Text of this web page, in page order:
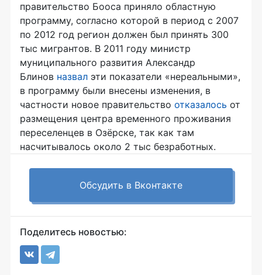
правительство Бооса приняло областную
программу, согласно которой в период с 2007
по 2012 год регион должен был принять 300
тыс мигрантов. В 2011 году министр
муниципального развития Александр
Блинов назвал эти показатели «нереальными»,
в программу были внесены изменения, в
частности новое правительство отказалось от
размещения центра временного проживания
переселенцев в Озёрске, так как там
насчитывалось около 2 тыс безработных.
Обсудить в Вконтакте
Поделитесь новостью: